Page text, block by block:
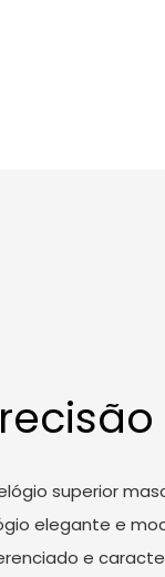
superior
elegante e
e